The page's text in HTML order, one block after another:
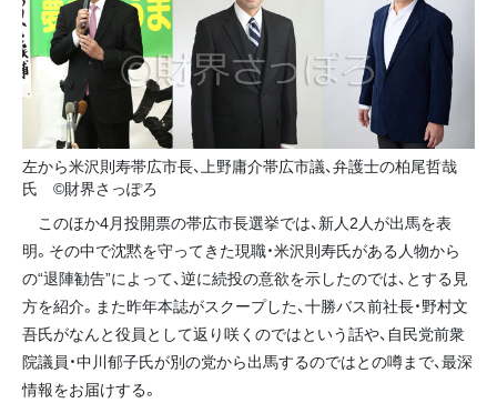
左から米沢則寿帯広市長、上野庸介帯広市議、弁護士の柏尾哲哉
氏 ©財界さっぽろ
このほか4月投開票の帯広市長選挙では、新人2人が出馬を表
明。その中で沈黙を守ってきた現職・米沢則寿氏がある人物から
の“退陣勧告”によって、逆に続投の意欲を示したのでは、とする見
方を紹介。また昨年本誌がスクープした、十勝バス前社長・野村文
吾氏がなんと役員として返り咲くのではという話や、自民党前衆
院議員・中川郁子氏が別の党から出馬するのではとの噂まで、最深
情報をお届けする。